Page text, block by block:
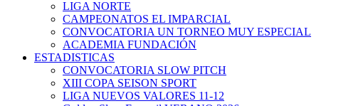
LIGA NORTE
CAMPEONATOS EL IMPARCIAL
CONVOCATORIA UN TORNEO MUY ESPECIAL
ACADEMIA FUNDACIÓN
ESTADISTICAS
CONVOCATORIA SLOW PITCH
XIII COPA SEISON SPORT
LIGA NUEVOS VALORES 11-12